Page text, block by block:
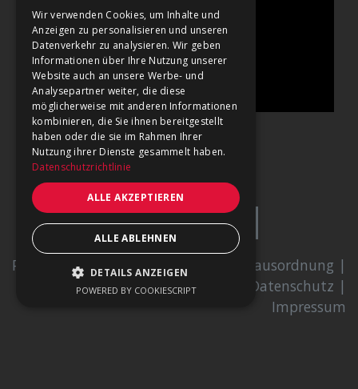
TV Bericht von innsat.tv aus dem Jahr 2009
Powered byKLMS Hausordnung |
Datenschutz |
Impressum
Wir verwenden Cookies, um Inhalte und
Anzeigen zu personalisieren und unseren
Datenverkehr zu analysieren. Wir geben
Informationen über Ihre Nutzung unserer
Website auch an unsere Werbe- und
Analysepartner weiter, die diese
möglicherweise mit anderen Informationen
kombinieren, die Sie ihnen bereitgestellt
haben oder die sie im Rahmen Ihrer
Nutzung ihrer Dienste gesammelt haben.
Datenschutzrichtlinie
ALLE AKZEPTIEREN
ALLE ABLEHNEN
DETAILS ANZEIGEN
POWERED BY COOKIESCRIPT